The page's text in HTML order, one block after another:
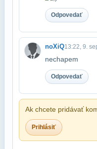
Odpovedať
noXiQ13:22, 9.
nechapem
Odpovedať
Ak chcete pridávať
Prihlásiť